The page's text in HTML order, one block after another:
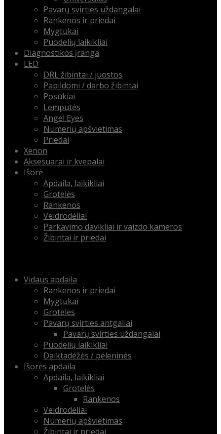
Pavarų svirties uždangalai
Rankenos ir priedai
Mygtukai
Puodelių laikikliai
Diagnostikos įranga
LED
DRL žibintai / juostos
Papildomi / darbo žibintai
Posūkiai
Lemputės
Angel Eyes
Numerių apšvietimas
Priedai
Xenon
Aksesuarai ir kvepalai
Išorė
Apdaila, laikikliai
Grotelės
Rankenos
Veidrodėliai
Parkavimo davikliai ir vaizdo kameros
Žibintai ir priedai
Skip Vidaus apdaila
Rankenos ir priedai
Mygtukai
Grotelės
Pavarų svirties antgaliai
Pavarų svirties uždangalai
Puodelių laikikliai
Daiktadėžės / peleninės
Išorės apdaila
Apdaila, laikikliai
Grotelės
Rankenos
Veidrodėliai
Numerių apšvietimas
Žibintai ir priedai